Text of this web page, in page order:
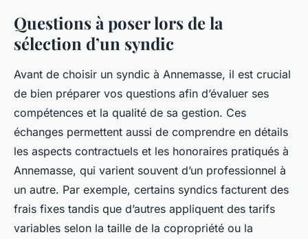
Questions à poser lors de la
sélection d’un syndic
Avant de choisir un syndic à Annemasse, il est crucial
de bien préparer vos questions afin d’évaluer ses
compétences et la qualité de sa gestion. Ces
échanges permettent aussi de comprendre en détails
les aspects contractuels et les honoraires pratiqués à
Annemasse, qui varient souvent d’un professionnel à
un autre. Par exemple, certains syndics facturent des
frais fixes tandis que d’autres appliquent des tarifs
variables selon la taille de la copropriété ou la